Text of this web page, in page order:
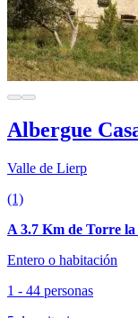
Albergue
Valle de Lierp
(1)
A 3.7 Km de Torre
Entero o habitación
1 - 44 personas